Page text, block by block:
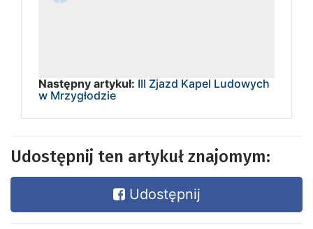
Następny artykuł: III Zjazd Kapel Ludowych
w Mrzygłodzie
Udostępnij ten artykuł znajomym:
Udostępnij